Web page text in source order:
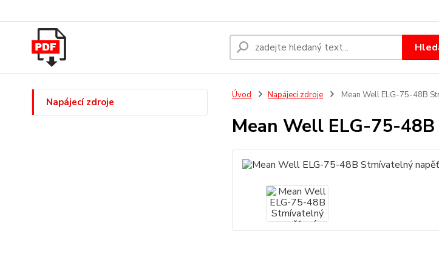
Napájecí zdroje
Úvod Napájecí zdroje Mean Well ELG-75-48B
Mean Well ELG-75-